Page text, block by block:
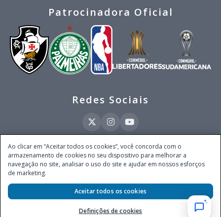
Patrocinadora Oficial
Redes Sociais
Este site é operado pela Ventmear Brasil LTDA (CNPJ 52.868.380/0001-84), com
endereço na Avenida Brigadeiro Faria Lima, nº 4.055, 3º andar, Itaim Bibi, no
Município de São Paulo, Estado de São Paulo, CEP 04538-133, Brasil - empresa
Secretaria de Prêmios e Apostas do Ministério da Fazenda, conforme Portaria nº
247, de 07.02.2025, publicada no DOU em 11.2.2025.
Ao clicar em “Aceitar todos os cookies”, você concorda com o
armazenamento de cookies no seu dispositivo para melhorar a
navegação no site, analisar o uso do site e ajudar em nossos esforços
de marketing.
Definições de cookies
Aceitar todos os cookies